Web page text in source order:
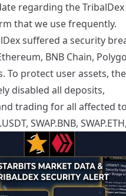
regarding the TribalDex
that we use frequently.
suffered a security
BNB Chain,
To protect user assets,
disabled all deposits,
trading for all affected
SWAP.BNB,